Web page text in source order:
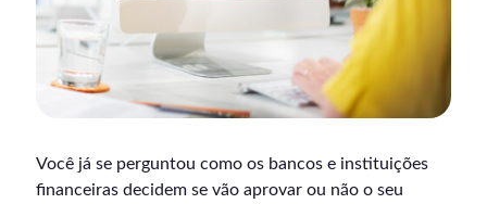
Você já se perguntou como os bancos e instituições
financeiras decidem se vão aprovar ou não o seu